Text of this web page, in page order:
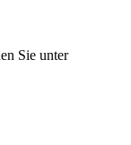
Sie unter